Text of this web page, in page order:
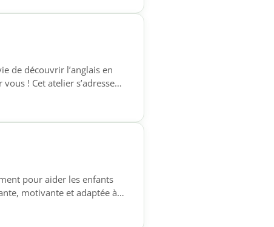
de découvrir l’anglais en
! Cet atelier s’adresse
l’anglais. Venez
pour aider les enfants
motivante et adaptée à
Ce temps